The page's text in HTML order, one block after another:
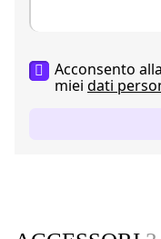
Acconsento
miei dati